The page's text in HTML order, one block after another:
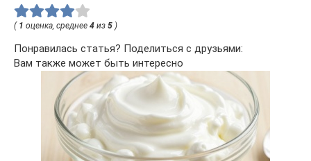
( 1 оценка, среднее 4 из 5 )
Понравилась статья? Поделиться с друзьями:
Вам также может быть интересно